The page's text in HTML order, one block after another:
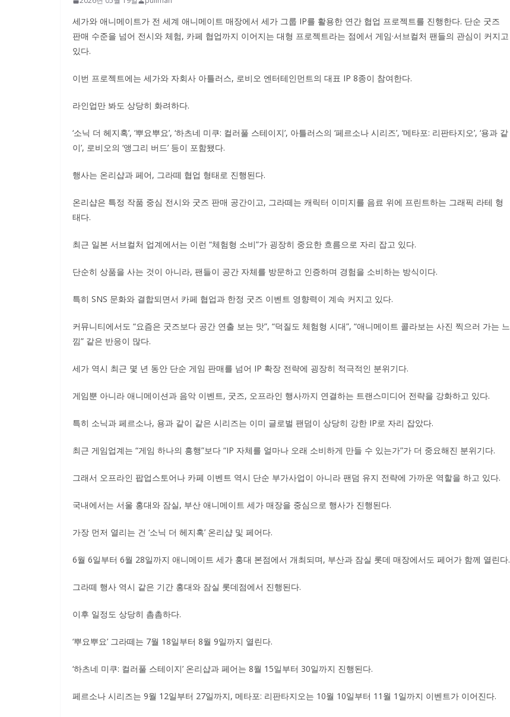
세가와 애니메이트가 전 세계 애니메이트 매장에서 세가 그룹 IP를 활용한 연간 협업 프로젝트를 진행한다. 단순 굿즈
판매 수준을 넘어 전시와 체험, 카페 협업까지 이어지는 대형 프로젝트라는 점에서 게임·서브컬처 팬들의 관심이 커지고
있다.
이번 프로젝트에는 세가와 자회사 아틀러스, 로비오 엔터테인먼트의 대표 IP 8종이 참여한다.
라인업만 봐도 상당히 화려하다.
‘소닉 더 헤지혹’, ‘뿌요뿌요’, ‘하츠네 미쿠: 컬러풀 스테이지’, 아틀러스의 ‘페르소나 시리즈’, ‘메타포: 리판타지오’, ‘용과 같
이’, 로비오의 ‘앵그리 버드’ 등이 포함됐다.
행사는 온리샵과 페어, 그라떼 협업 형태로 진행된다.
온리샵은 특정 작품 중심 전시와 굿즈 판매 공간이고, 그라떼는 캐릭터 이미지를 음료 위에 프린트하는 그래픽 라테 형
태다.
최근 일본 서브컬처 업계에서는 이런 “체험형 소비”가 굉장히 중요한 흐름으로 자리 잡고 있다.
단순히 상품을 사는 것이 아니라, 팬들이 공간 자체를 방문하고 인증하며 경험을 소비하는 방식이다.
특히 SNS 문화와 결합되면서 카페 협업과 한정 굿즈 이벤트 영향력이 계속 커지고 있다.
커뮤니티에서도 “요즘은 굿즈보다 공간 연출 보는 맛”, “덕질도 체험형 시대”, “애니메이트 콜라보는 사진 찍으러 가는 느
낌” 같은 반응이 많다.
세가 역시 최근 몇 년 동안 단순 게임 판매를 넘어 IP 확장 전략에 굉장히 적극적인 분위기다.
게임뿐 아니라 애니메이션과 음악 이벤트, 굿즈, 오프라인 행사까지 연결하는 트랜스미디어 전략을 강화하고 있다.
특히 소닉과 페르소나, 용과 같이 같은 시리즈는 이미 글로벌 팬덤이 상당히 강한 IP로 자리 잡았다.
최근 게임업계는 “게임 하나의 흥행”보다 “IP 자체를 얼마나 오래 소비하게 만들 수 있는가”가 더 중요해진 분위기다.
그래서 오프라인 팝업스토어나 카페 이벤트 역시 단순 부가사업이 아니라 팬덤 유지 전략에 가까운 역할을 하고 있다.
국내에서는 서울 홍대와 잠실, 부산 애니메이트 세가 매장을 중심으로 행사가 진행된다.
가장 먼저 열리는 건 ‘소닉 더 헤지혹’ 온리샵 및 페어다.
6월 6일부터 6월 28일까지 애니메이트 세가 홍대 본점에서 개최되며, 부산과 잠실 롯데 매장에서도 페어가 함께 열린다.
그라떼 행사 역시 같은 기간 홍대와 잠실 롯데점에서 진행된다.
이후 일정도 상당히 촘촘하다.
‘뿌요뿌요’ 그라떼는 7월 18일부터 8월 9일까지 열린다.
‘하츠네 미쿠: 컬러풀 스테이지’ 온리샵과 페어는 8월 15일부터 30일까지 진행된다.
페르소나 시리즈는 9월 12일부터 27일까지, 메타포: 리판타지오는 10월 10일부터 11월 1일까지 이벤트가 이어진다.